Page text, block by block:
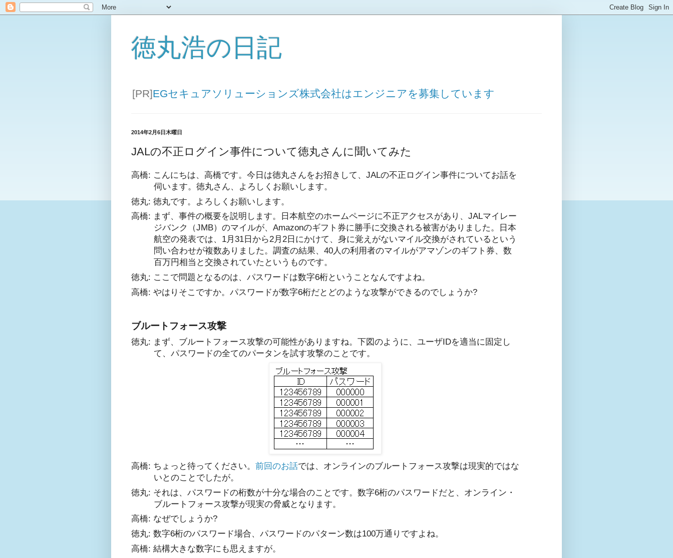
徳丸浩の日記
[PR]EGセキュアソリューションズ株式会社はエンジニアを募集しています
2014年2月6日木曜日
JALの不正ログイン事件について徳丸さんに聞いてみた
高橋: こんにちは、高橋です。今日は徳丸さんをお招きして、JALの不正ログイン事件についてお話を
伺います。徳丸さん、よろしくお願いします。
徳丸: 徳丸です。よろしくお願いします。
高橋: まず、事件の概要を説明します。日本航空のホームページに不正アクセスがあり、JALマイレー
ジバンク（JMB）のマイルが、Amazonのギフト券に勝手に交換される被害がありました。日本
航空の発表では、1月31日から2月2日にかけて、身に覚えがないマイル交換がされているという
問い合わせが複数ありました。調査の結果、40人の利用者のマイルがアマゾンのギフト券、数
百万円相当と交換されていたというものです。
徳丸: ここで問題となるのは、パスワードは数字6桁ということなんですよね。
高橋: やはりそこですか。パスワードが数字6桁だとどのような攻撃ができるのでしょうか?
ブルートフォース攻撃
徳丸: まず、ブルートフォース攻撃の可能性がありますね。下図のように、 ユーザIDを適当に固定し
て、パスワードの全てのパータンを試す攻撃のことです。
高橋: ちょっと待ってください。 前回のお話では、オンラインのブルートフォース攻撃は現実的ではな
いとのことでしたが。
徳丸: それは、パスワードの桁数が十分な場合のことです。数字6桁のパスワードだと、オンライン・
ブルートフォース攻撃が現実の脅威となります。
高橋: なぜでしょうか?
徳丸: 数字6桁のパスワード場合、パスワードのパターン数は100万通りですよね。
高橋: 結構大きな数字にも思えますが。